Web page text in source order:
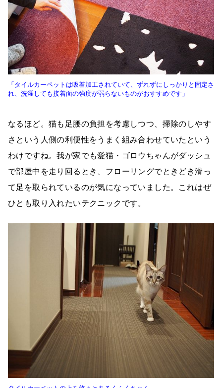
「タイルカーペットは吸着加工されていて、ずれずにしっかりと固定さ
れ、洗濯しても接着面の強度が弱らないものがおすすめです」
なるほど。猫も足腰の負担を考慮しつつ、掃除のしやす
さという人側の利便性をうまく組み合わせていたという
わけですね。我が家でも愛猫・ゴロウちゃんがダッシュ
で部屋中を走り回るとき、フローリングでときどき滑っ
て足を取られているのが気になっていました。これはぜ
ひとも取り入れたいテクニックです。